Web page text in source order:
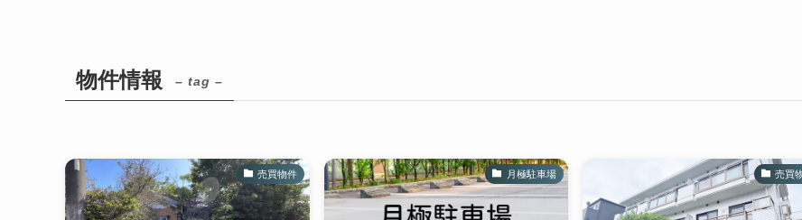
物件情報 – tag –
売買物件 月極駐車場 売買